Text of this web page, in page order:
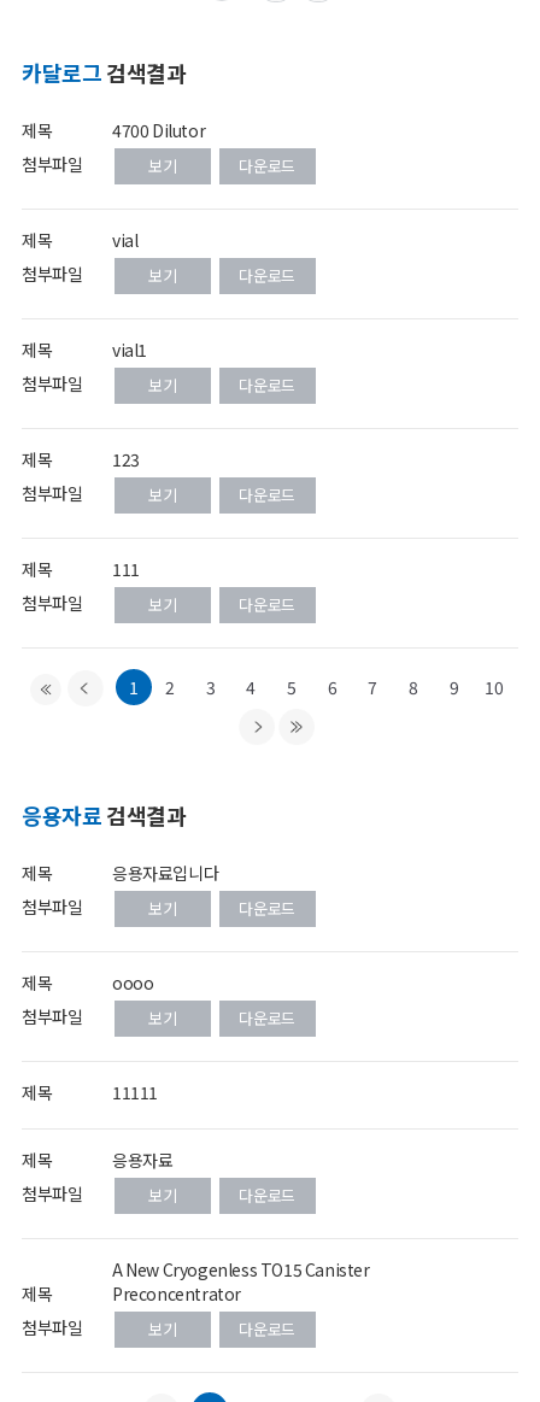
카달로그검색결과
제목
4700 Dilutor
첨부파일
보기 다운로드
제목
vial
첨부파일
보기 다운로드
제목
vial1
첨부파일
보기 다운로드
제목
123
첨부파일
보기 다운로드
제목
111
첨부파일
보기 다운로드
1 2 3 4 5 6 7 8 9 10
응용자료검색결과
제목
응용자료입니다
첨부파일
보기 다운로드
제목
oooo
첨부파일
보기 다운로드
제목 11111
제목
응용자료
첨부파일
보기 다운로드
제목
A New Cryogenless TO15 Canister
Preconcentrator
첨부파일
보기 다운로드